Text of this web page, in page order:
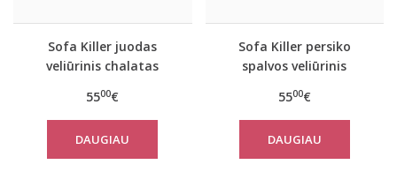
Sofa Killer juodas
veliūrinis chalatas
5500€
DAUGIAU
Sofa Killer persiko
spalvos veliūrinis
5500€
DAUGIAU